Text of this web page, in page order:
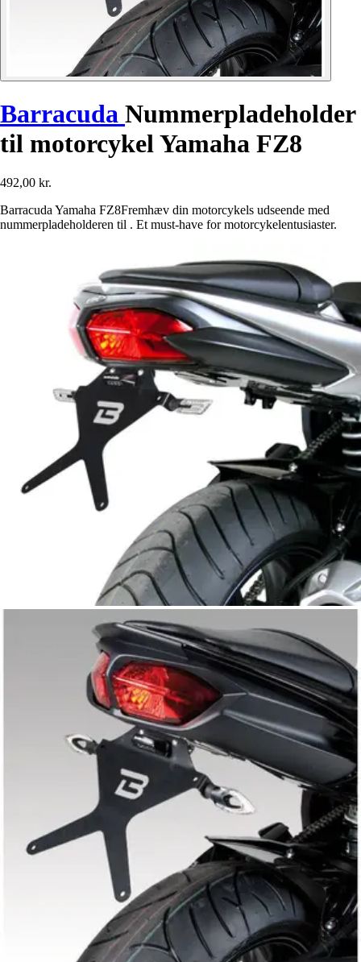
Barracuda Nummerpladeholder
til motorcykel Yamaha FZ8
492,00 kr.
Barracuda Yamaha FZ8Fremhæv din motorcykels udseende med
nummerpladeholderen til . Et must-have for motorcykelentusiaster.